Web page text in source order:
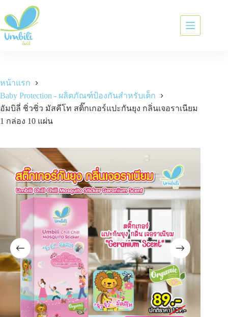
หน้าแรก
Baby Protection - ผลิตภัณฑ์ป้องกันสำหรับเด็ก
อัมบิลี่ ชิ่วชิ่ว มัสคีโท สติ๊กเกอร์แปะกันยุง กลิ่นเจอราเนียม
1 กล่อง 10 แผ่น